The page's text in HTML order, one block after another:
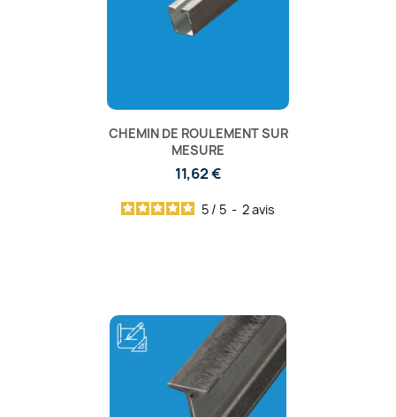
CHEMIN DE ROULEMENT SUR
MESURE
11,62 €
5 / 5 - 2avis